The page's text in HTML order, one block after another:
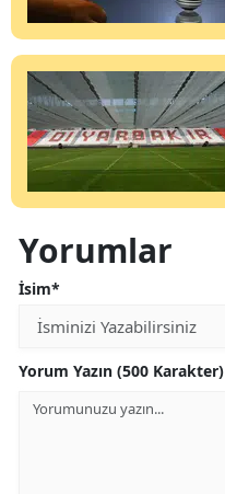
Yorumlar
İsim*
Yorum Yazın (500 Karakter)